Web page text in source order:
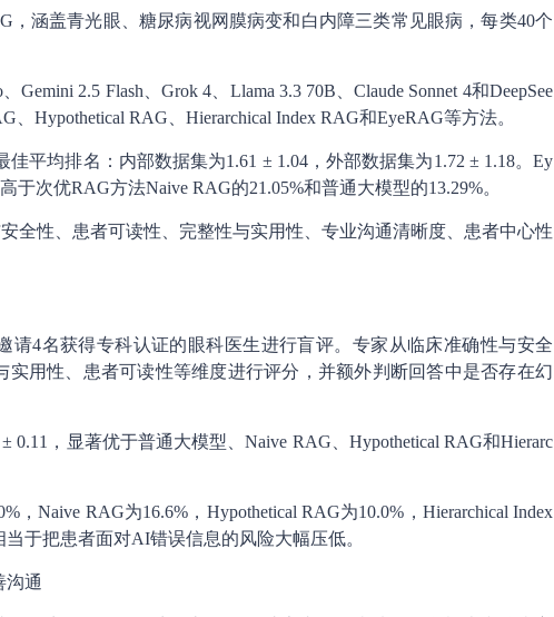
，涵盖青光眼、糖尿病视网膜病变和白内障三类常见眼病，每类40个
2.5 Flash、Grok 4、Llama 3.3 70B、Claude Sonnet 4和DeepSee
Hypothetical RAG、Hierarchical Index RAG和EyeRAG等方法。
佳平均排名：内部数据集为1.61 ± 1.04，外部数据集为1.72 ± 1.18。Ey
于次优RAG方法Naive RAG的21.05%和普通大模型的13.29%。
全性、患者可读性、完整性与实用性、专业沟通清晰度、患者中心性
请4名获得专科认证的眼科医生进行盲评。专家从临床准确性与安全
用性、患者可读性等维度进行评分，并额外判断回答中是否存在幻
0.11，显著优于普通大模型、Naive RAG、Hypothetical RAG和Hierarc
Naive RAG为16.6%，Hypothetical RAG为10.0%，Hierarchical Index
于把患者面对AI错误信息的风险大幅压低。
沟通